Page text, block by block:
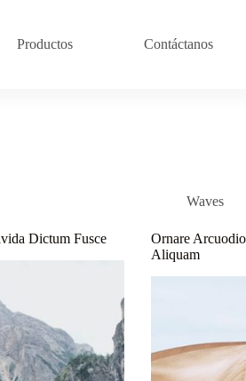
Productos Contáctanos
Dictum Fusce
Waves
Ornare
Aliquam